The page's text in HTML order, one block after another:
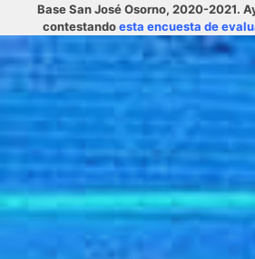
Base San José Osorno, 2020-2021.
contestandoesta encuesta de